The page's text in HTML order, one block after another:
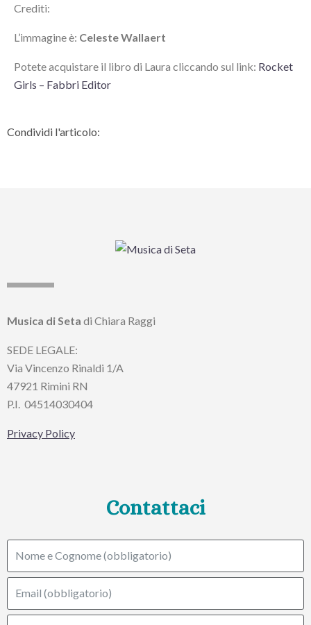
Crediti:
L’immagine è: Celeste Wallaert
Potete acquistare il libro di Laura cliccando sul link: Rocket
Girls – Fabbri Editor
Condividi l'articolo:
Musica di Seta di Chiara Raggi
SEDE LEGALE:
Via Vincenzo Rinaldi 1/A
47921 Rimini RN
P.I. 04514030404
Privacy Policy
Contattaci